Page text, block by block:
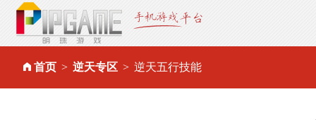
首页 逆天专区 逆天五行技能